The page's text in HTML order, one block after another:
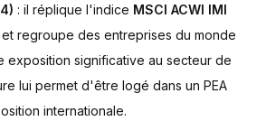
: il réplique l'indice MSCI ACWI IMI
et regroupe des entreprises du monde
exposition significative au secteur de
lui permet d'être logé dans un PEA
internationale.